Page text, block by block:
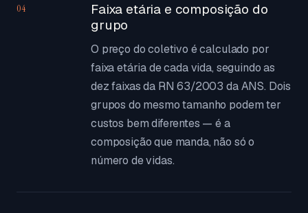
04
Faixa etária e composição do
grupo
O preço do coletivo é calculado por
faixa etária de cada vida, seguindo as
dez faixas da RN 63/2003 da ANS. Dois
grupos do mesmo tamanho podem ter
custos bem diferentes — é a
composição que manda, não só o
número de vidas.